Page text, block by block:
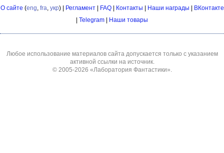
О сайте (eng, fra, укр) | Регламент| FAQ| Контакты | Наши награды | ВКонтакте
| Telegram | Наши товары
Любое использование материалов сайта допускается только с указанием
активной ссылки на источник.
© 2005-2026 «Лаборатория Фантастики».